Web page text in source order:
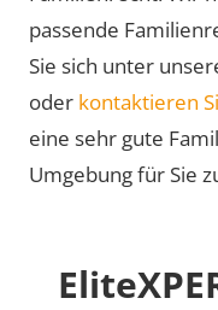
passende
Sie sich unter
oder kontaktieren
eine sehr gute
Umgebung für Sie